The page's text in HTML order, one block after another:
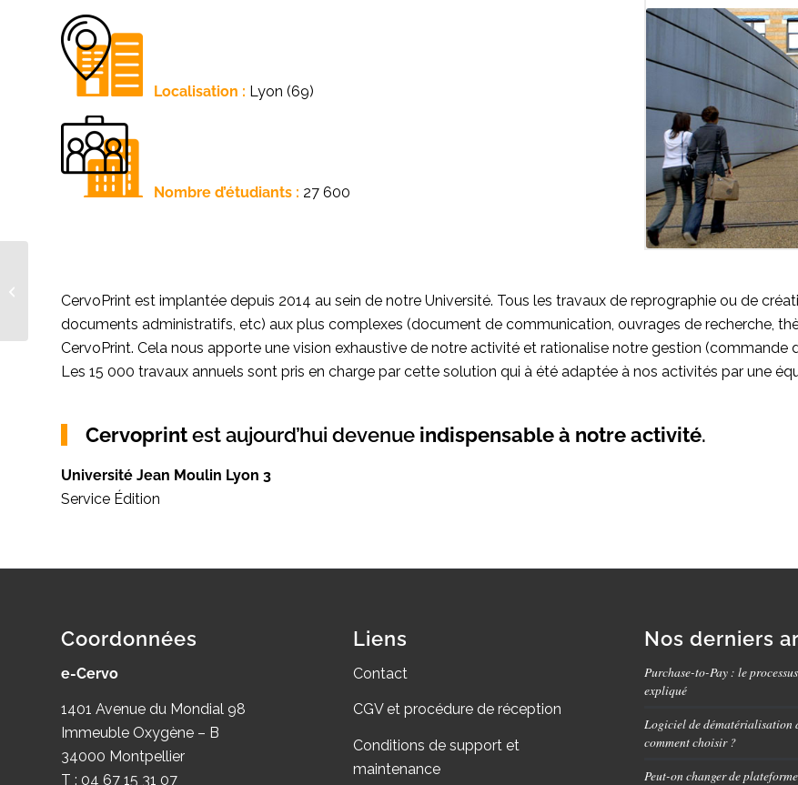
Localisation : Lyon (69)
Nombre d’étudiants : 27 600
CervoPrint est implantée depuis 2014 au sein de notre Université. Tous les travaux de reprographie ou de
documents administratifs, etc) aux plus complexes (document de communication, ouvrages de recherche,
CervoPrint. Cela nous apporte une vision exhaustive de notre activité et rationalise notre gestion (commande
Les 15 000 travaux annuels sont pris en charge par cette solution qui à été adaptée à nos activités par une
Cervoprintest aujourd’hui devenue indispensable à notre activité.
Université Jean Moulin Lyon 3
Service Édition
Coordonnées
e-Cervo
1401 Avenue du Mondial 98
Immeuble Oxygène – B
34000 Montpellier
T : 04 67 15 31 07
Liens
Contact
CGV et procédure de réception
Conditions de support et
maintenance
Nos derniers
Purchase-to-Pay : le
expliqué
Logiciel de dématérialisation
comment choisir ?
Peut-on changer de
la presse